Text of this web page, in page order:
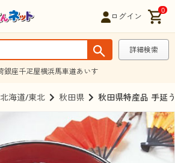
ログイン
0
詳細検索
銀座千疋屋横浜馬車道あいす
北海道/東北 秋田県 秋田県特産品 手延